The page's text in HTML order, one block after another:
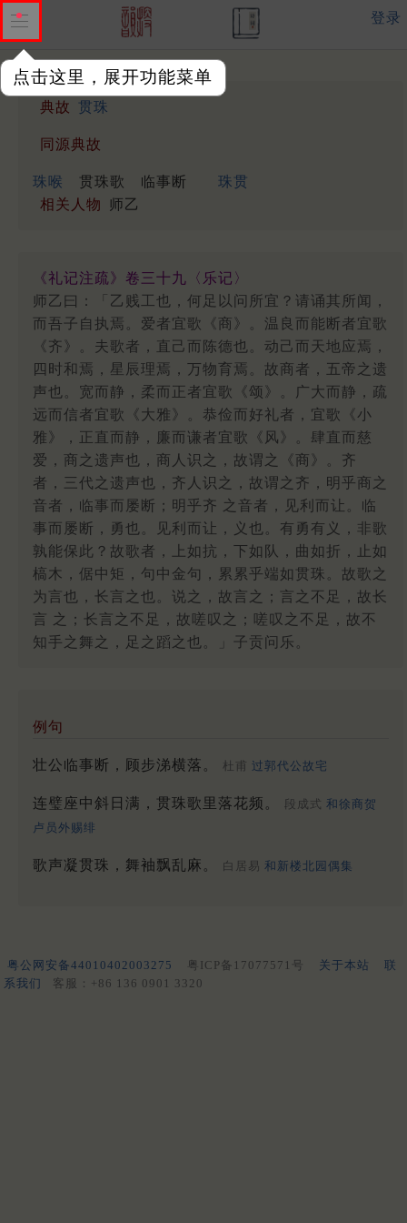
点击这里，展开功能菜单
登录
典故 贯珠
同源典故
珠喉 贯珠歌 临事断
珠贯
相关人物
师乙
《礼记注疏》卷三十九〈乐记〉
师乙曰：「乙贱工也，何足以问所宜？请诵其所闻，
而吾子自执焉。爱者宜歌《商》。温良而能断者宜歌
《齐》。夫歌者，直己而陈德也。动己而天地应焉，
四时和焉，星辰理焉，万物育焉。故商者，五帝之遗
声也。宽而静，柔而正者宜歌《颂》。广大而静，疏
远而信者宜歌《大雅》。恭俭而好礼者，宜歌《小
雅》，正直而静，廉而谦者宜歌《风》。肆直而慈
爱，商之遗声也，商人识之，故谓之《商》。齐
者，三代之遗声也，齐人识之，故谓之齐，明乎商之
音者，临事而屡断；明乎齐 之音者，见利而让。临
事而屡断，勇也。见利而让，义也。有勇有义，非歌
孰能保此？故歌者，上如抗，下如队，曲如折，止如
槁木，倨中矩，句中金句，累累乎端如贯珠。故歌之
为言也，长言之也。说之，故言之；言之不足，故长
言 之；长言之不足，故嗟叹之；嗟叹之不足，故不
知手之舞之，足之蹈之也。」子贡问乐。
例句
壮公临事断，顾步涕横落。 杜甫 过郭代公故宅
连璧座中斜日满，贯珠歌里落花频。 段成式 和徐商贺
卢员外赐绯
歌声凝贯珠，舞袖飘乱麻。 白居易 和新楼北园偶集
粤公网安备44010402003275 粤ICP备17077571号 关于本站
联
系我们
客服：+86 136 0901 3320